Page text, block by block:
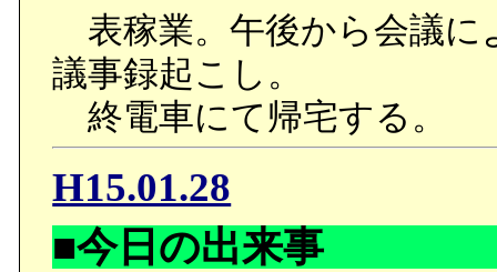
表稼業。午後から会議に
議事録起こし。
終電車にて帰宅する。
H15.01.28
■今日の出来事